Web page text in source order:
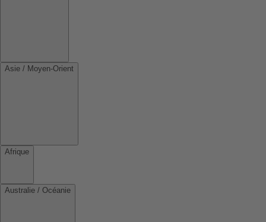
Asie / Moyen-Orient
Afrique
Australie / Océanie